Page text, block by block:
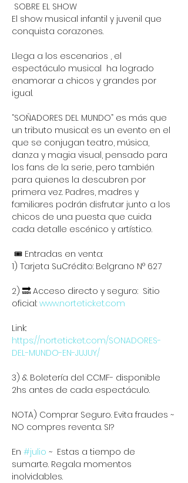
SOBRE EL SHOW
El show musical infantil y juvenil que
conquista corazones.
Llega a los escenarios , el
espectáculo musical  ha logrado
enamorar a chicos y grandes por
igual.
“SOÑADORES DEL MUNDO” es más que
un tributo musical: es un evento en el
que se conjugan teatro, música,
danza y magia visual, pensado para
los fans de la serie, pero también
para quienes la descubren por
primera vez. Padres, madres y
familiares podrán disfrutar junto a los
chicos de una puesta que cuida
cada detalle escénico y artístico.
🎟️ Entradas en venta:
1) Tarjeta SuCrédito: Belgrano N° 627
2) 🔜 Acceso directo y seguro:  Sitio
oficial: www.norteticket.com
Link:
https://norteticket.com/SONADORES-
DEL-MUNDO-EN-JUJUY/
3) & Boletería del CCMF- disponible
2hs antes de cada espectáculo.
NOTA) Comprar Seguro. Evita fraudes ~
NO compres reventa. SI?
En #julio ~  Estas a tiempo de
sumarte. Regala momentos
inolvidables.